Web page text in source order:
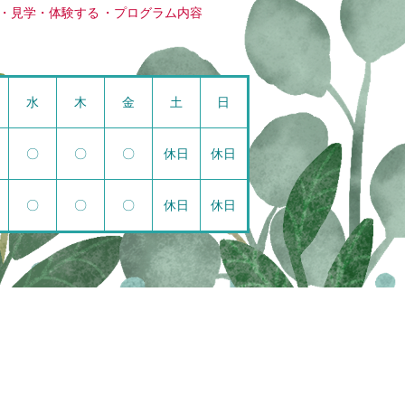
見学・体験する プログラム内容
水 木 金 土 日
〇 〇 〇 休日 休日
〇 〇 〇 休日 休日